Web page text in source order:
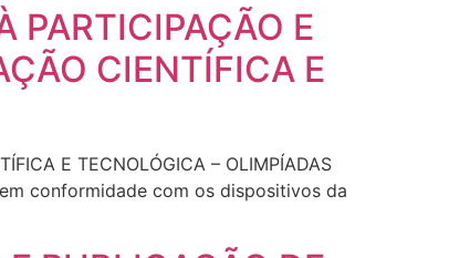
PARTICIPAÇÃO E
CIENTÍFICA E
E TECNOLÓGICA – OLIMPÍADAS
em conformidade com os dispositivos da